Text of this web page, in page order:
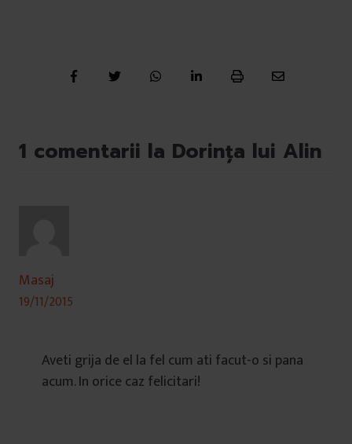
1 comentarii la Dorința lui Alin
Masaj
19/11/2015
Aveti grija de el la fel cum ati facut-o si pana
acum. In orice caz felicitari!